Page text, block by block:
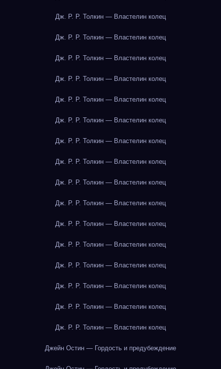
Дж. Р. Р. Толкин — Властелин колец
Дж. Р. Р. Толкин — Властелин колец
Дж. Р. Р. Толкин — Властелин колец
Дж. Р. Р. Толкин — Властелин колец
Дж. Р. Р. Толкин — Властелин колец
Дж. Р. Р. Толкин — Властелин колец
Дж. Р. Р. Толкин — Властелин колец
Дж. Р. Р. Толкин — Властелин колец
Дж. Р. Р. Толкин — Властелин колец
Дж. Р. Р. Толкин — Властелин колец
Дж. Р. Р. Толкин — Властелин колец
Дж. Р. Р. Толкин — Властелин колец
Дж. Р. Р. Толкин — Властелин колец
Дж. Р. Р. Толкин — Властелин колец
Дж. Р. Р. Толкин — Властелин колец
Дж. Р. Р. Толкин — Властелин колец
Джейн Остин — Гордость и предубеждение